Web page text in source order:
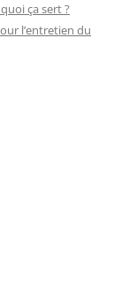
ça sert ?
l’entretien du